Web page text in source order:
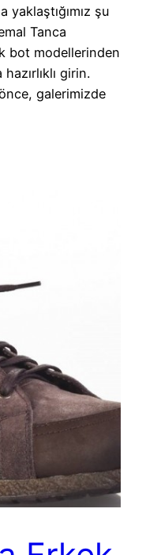
yaklaştığımız şu
Tanca
bot modellerinden
girin.
galerimizde